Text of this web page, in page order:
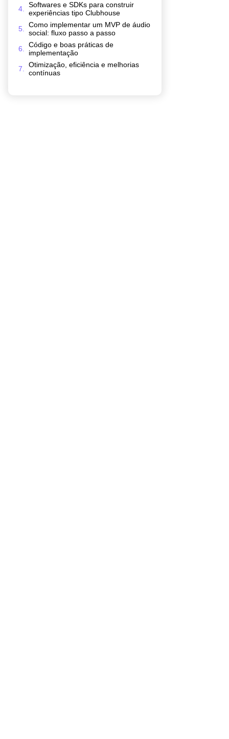
Softwares e SDKs para construir
experiências tipo Clubhouse
Como implementar um MVP de áudio
social: fluxo passo a passo
Código e boas práticas de
implementação
Otimização, eficiência e melhorias
contínuas